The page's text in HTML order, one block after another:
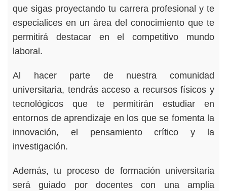
que sigas proyectando tu carrera profesional y te
especialices en un área del conocimiento que te
permitirá destacar en el competitivo mundo
laboral.
Al hacer parte de nuestra comunidad
universitaria, tendrás acceso a recursos físicos y
tecnológicos que te permitirán estudiar en
entornos de aprendizaje en los que se fomenta la
innovación, el pensamiento crítico y la
investigación.
Además, tu proceso de formación universitaria
será guiado por docentes con una amplia